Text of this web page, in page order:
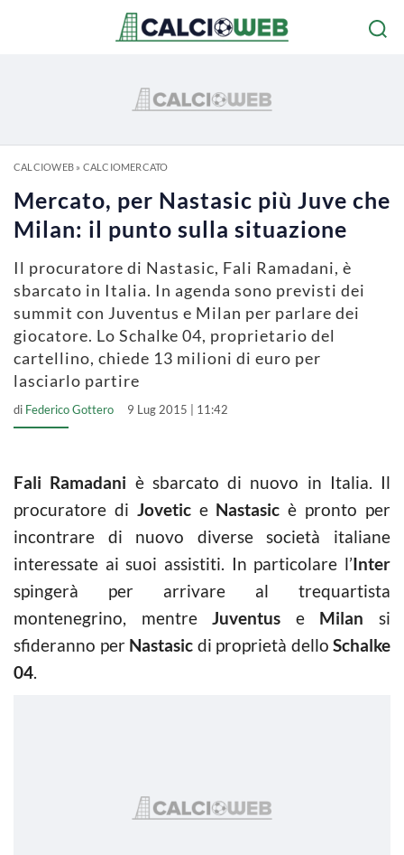
CALCIOWEB» CALCIOMERCATO
Mercato, per Nastasic più Juve che
Milan: il punto sulla situazione
Il procuratore di Nastasic, Fali Ramadani, è
sbarcato in Italia. In agenda sono previsti dei
summit con Juventus e Milan per parlare dei
giocatore. Lo Schalke 04, proprietario del
cartellino, chiede 13 milioni di euro per
lasciarlo partire
di Federico Gottero 9 Lug 2015 | 11:42
Fali Ramadani è sbarcato di nuovo in Italia. Il
procuratore di Jovetice Nastasic è pronto per
incontrare di nuovo diverse società italiane
interessate ai suoi assistiti. In particolare l’Inter
spingerà per arrivare al trequartista
montenegrino, mentreJuventus e Milan si
sfideranno per Nastasic di proprietà dello Schalke
04.